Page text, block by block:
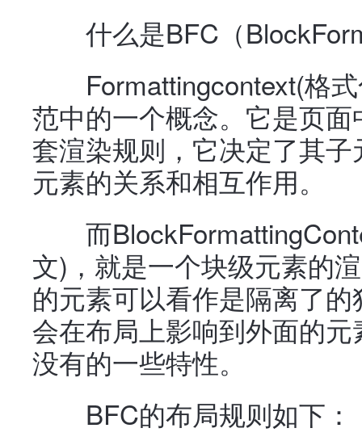
什么是BFC（
Formattingcontext(格式
范中的一个概念。它是页
套渲染规则，它决定了其
元素的关系和相互作用。
而
文)，就是一个块级元素的
的元素可以看作是隔离了
会在布局上影响到外面的
没有的一些特性。
BFC的布局规则如下：